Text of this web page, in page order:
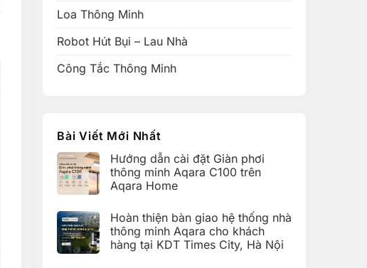
Loa Thông Minh
Robot Hút Bụi – Lau Nhà
Công Tắc Thông Minh
Bài Viết Mới Nhất
Hướng dẫn cài đặt Giàn phơi
thông minh Aqara C100 trên
Aqara Home
bình
luận
ở
Hướng
Hoàn thiện bàn giao hệ thống nhà
thông minh Aqara cho khách
hàng tại KDT Times City, Hà Nội